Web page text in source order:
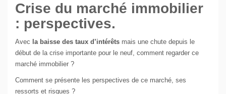
Crise du marché immobilier
: perspectives.
Avec la baisse des taux d’intérêts mais une chute depuis le
début de la crise importante pour le neuf, comment regarder ce
marché immobilier ?
Comment se présente les perspectives de ce marché, ses
ressorts et risques ?